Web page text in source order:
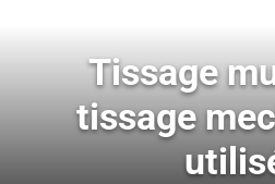
Tissage
tissage